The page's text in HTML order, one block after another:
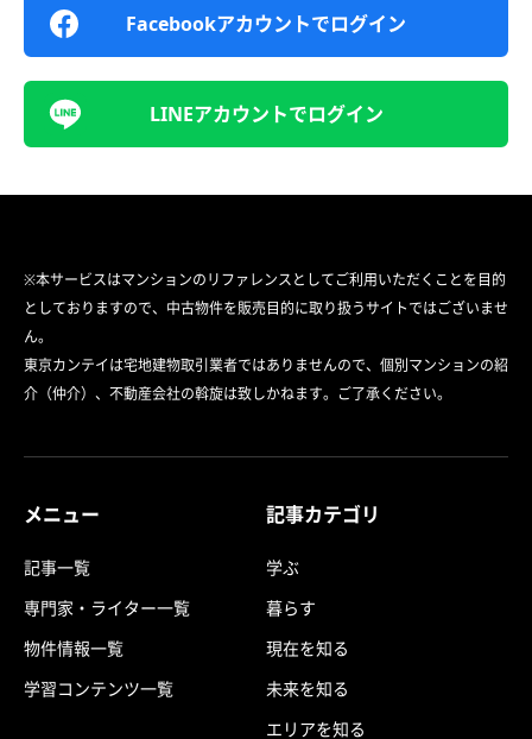
Facebookアカウントでログイン
LINEアカウントでログイン
※本サービスはマンションのリファレンスとしてご利用いただくことを目的
としておりますので、中古物件を販売目的に取り扱うサイトではございませ
ん。
東京カンテイは宅地建物取引業者ではありませんので、個別マンションの紹
介（仲介）、不動産会社の斡旋は致しかねます。ご了承ください。
メニュー
記事一覧
専門家・ライター一覧
物件情報一覧
学習コンテンツ一覧
記事カテゴリ
学ぶ
暮らす
現在を知る
未来を知る
エリアを知る